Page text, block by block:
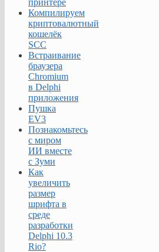
Компилируем
криптовалютный
кошелёк
SCC
Встраивание
браузера
Chromium
в Delphi
приложения
Пушка
EV3
Познакомьтесь
с миром
ИИ вместе
с Зуми
Как
увеличить
размер
шрифта в
среде
разработки
Delphi 10.3
Rio?